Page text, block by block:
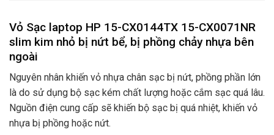
Vỏ Sạc laptop HP 15-CX0144TX 15-CX0071NR
slim kim nhỏ bị nứt bể, bị phồng chảy nhựa bên
ngoài
Nguyên nhân khiến vỏ nhựa chân sạc bị nứt, phồng phần lớn
là do sử dụng bộ sạc kém chất lượng hoặc cắm sạc quá lâu.
Nguồn điện cung cấp sẽ khiến bộ sạc bị quá nhiệt, khiến vỏ
nhựa bị phồng hoặc nứt.